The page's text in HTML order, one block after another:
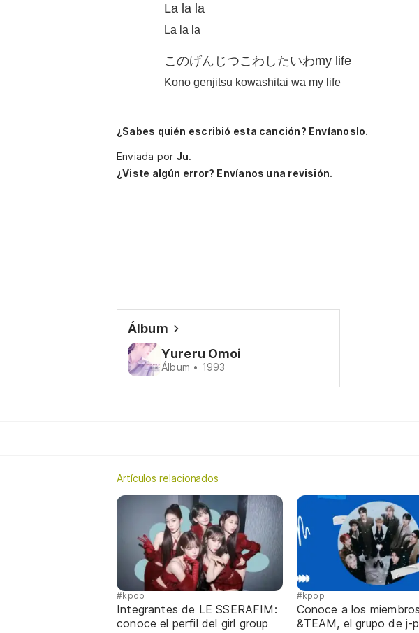
La la la
La la la
このげんじつこわしたいわmy life
Kono genjitsu kowashitai wa my life
¿Sabes quién escribió esta canción? Envíanoslo.
Enviada por Ju.
¿Viste algún error? Envíanos una revisión.
Álbum
Yureru Omoi
Álbum • 1993
Artículos relacionados
#kpop
Integrantes de LE SSERAFIM:
conoce el perfil del girl group
#kpop
Conoce a los
&TEAM, el grupo de j-